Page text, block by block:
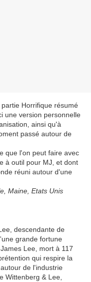
Horrifique résumé
une version personnelle
ainsi qu'à
passé autour de
que l'on peut faire avec
à outil pour MJ, et dont
réuni autour d'une
Maine, Etats Unis
descendante de
grande fortune
Lee, mort à 117
qui respire la
de l'industrie
Wittenberg & Lee,